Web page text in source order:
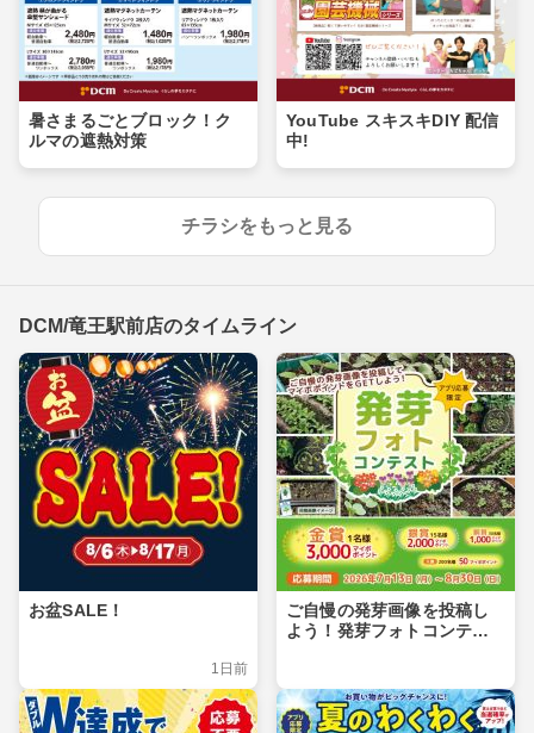
暑さまるごとブロック！ク
ルマの遮熱対策
YouTube スキスキDIY 配信
中!
チラシをもっと見る
DCM/竜王駅前店のタイムライン
お盆SALE！
1日前
ご自慢の発芽画像を投稿し
よう！発芽フォトコンテス